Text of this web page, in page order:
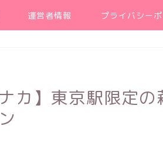
運営者情報 プライバシー
ナカ】東京駅限定